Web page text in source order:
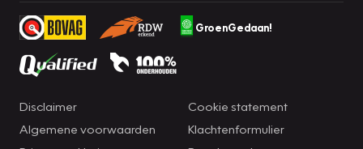
GroenGedaan!
Disclaimer
Algemene voorwaarden
Cookie statement
Klachtenformulier